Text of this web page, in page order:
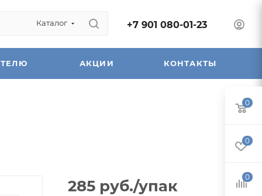
Каталог +7 901 080-01-23
АКЦИИ КОНТАКТЫ
285 руб./упак
0
0
0